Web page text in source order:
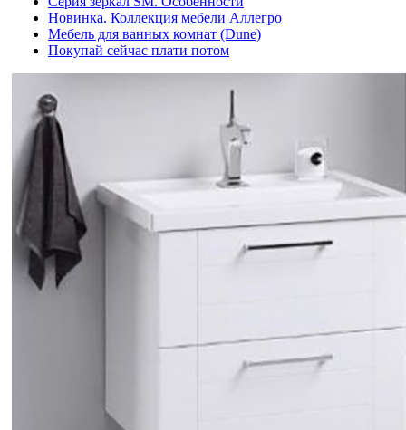
Новинка. Коллекция мебели Аллегро
Мебель для ванных комнат (Dune)
Покупай сейчас плати потом